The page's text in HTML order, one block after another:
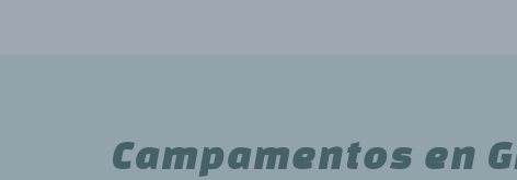
Campamentos en